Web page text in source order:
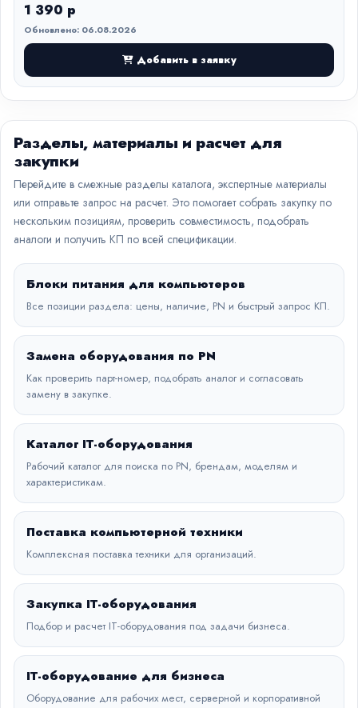
1 390 р
Обновлено: 06.08.2026
Добавить в заявку
Разделы, материалы и расчет для
закупки
Перейдите в смежные разделы каталога, экспертные материалы
или отправьте запрос на расчет. Это помогает собрать закупку по
нескольким позициям, проверить совместимость, подобрать
аналоги и получить КП по всей спецификации.
Блоки питания для компьютеров
Все позиции раздела: цены, наличие, PN и быстрый запрос КП.
Замена оборудования по PN
Как проверить парт-номер, подобрать аналог и согласовать
замену в закупке.
Каталог IT-оборудования
Рабочий каталог для поиска по PN, брендам, моделям и
характеристикам.
Поставка компьютерной техники
Комплексная поставка техники для организаций.
Закупка IT-оборудования
Подбор и расчет IT-оборудования под задачи бизнеса.
IT-оборудование для бизнеса
Оборудование для рабочих мест, серверной и корпоративной